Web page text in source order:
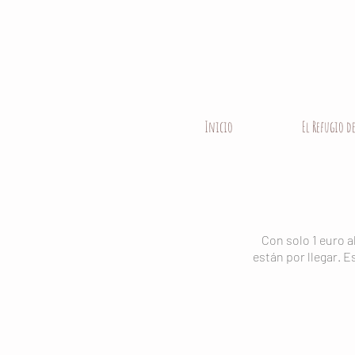
Inicio El Refugio
Con solo 1 euro
están por llegar.